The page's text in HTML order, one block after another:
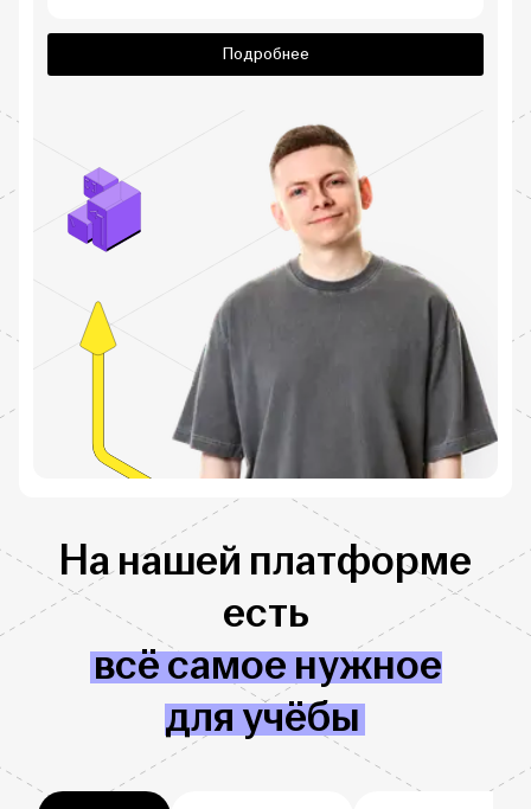
Подробнее
На нашей платформе
есть
всё самое нужное
для учёбы